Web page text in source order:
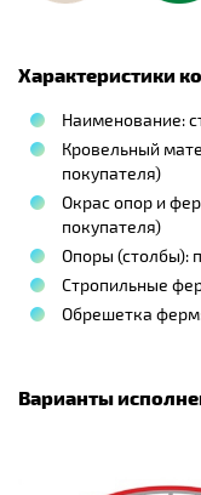
Характеристики
Наименование:
Кровельный
покупателя)
Окрас опор и
покупателя)
Опоры (столбы):
Стропильные
Обрешетка
Варианты